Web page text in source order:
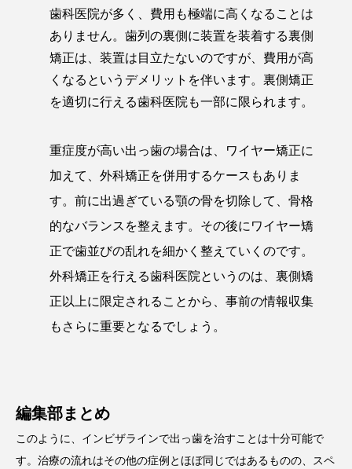
歯科医院が多く、費用も極端に高くなることは
ありません。歯列の裏側に装置を装着する裏側
矯正は、装置は目立たないのですが、費用が高
くなるというデメリットを伴います。裏側矯正
を適切に行える歯科医院も一部に限られます。
重症度が高い出っ歯の場合は、ワイヤー矯正に
加えて、外科矯正を併用するケースもありま
す。前に出過ぎている顎の骨を切除して、骨格
的なバランスを整えます。その後にワイヤー矯
正で歯並びの乱れを細かく整えていくのです。
外科矯正を行える歯科医院というのは、裏側矯
正以上に限定されることから、事前の情報収集
もさらに重要となるでしょう。
編集部まとめ
このように、インビザラインで出っ歯を治すことは十分可能で
す。治療の流れはその他の症例とほぼ同じではあるものの、スペ